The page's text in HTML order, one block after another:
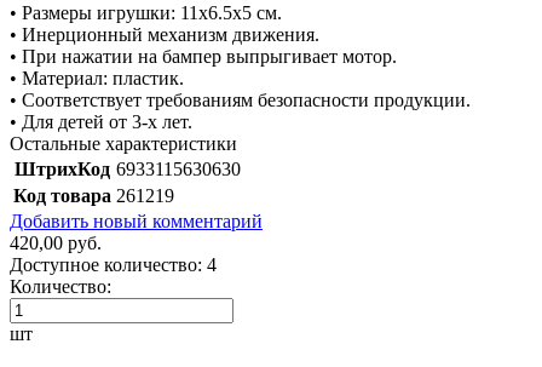
• Размеры игрушки: 11х6.5х5 см.
• Инерционный механизм движения.
• При нажатии на бампер выпрыгивает мотор.
• Материал: пластик.
• Соответствует требованиям безопасности продукции.
• Для детей от 3-х лет.
Остальные характеристики
ШтрихКод 6933115630630
Код товара 261219
Добавить новый комментарий
420,00 руб.
Доступное количество: 4
Количество:
шт